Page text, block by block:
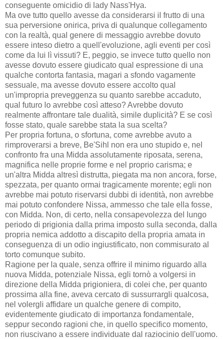
conseguente omicidio di lady Nass'Hya.
Ma ove tutto quello avesse da considerarsi il frutto di una
sua perversione onirica, priva di qualunque collegamento
con la realtà, qual genere di messaggio avrebbe dovuto
essere inteso dietro a quell'evoluzione, agli eventi per così
come da lui lì vissuti? E, peggio, se invece tutto quello non
avesse dovuto essere giudicato qual espressione di una
qualche contorta fantasia, magari a sfondo vagamente
sessuale, ma avesse dovuto essere accolto qual
un'impropria preveggenza su quanto sarebbe accaduto,
qual futuro lo avrebbe così atteso? Avrebbe dovuto
realmente affrontare tale dualità, simile duplicità? E se così
fosse stato, quale sarebbe stata la sua scelta?
Per propria fortuna, o sfortuna, come avrebbe avuto a
rimproverarsi a breve, Be'Sihl non era uno stupido e, nel
confronto fra una Midda assolutamente riposata, serena,
magnifica nelle proprie forme e nel proprio carisma; e
un'altra Midda altresì distrutta, piegata ma non ancora, forse,
spezzata, per quanto ormai tragicamente morente; egli non
avrebbe mai potuto riservarsi dubbi di identità, non avrebbe
mai potuto confondere Nissa, ammesso che tale ella fosse,
con Midda. Non, di certo, nella consapevolezza del lungo
periodo di prigionia dalla prima imposto sulla seconda, dalla
propria nemica addotto a discapito della propria amata in
conseguenza di un odio ingiustificato, non commisurato al
torto comunque subito.
Ragione per la quale, senza offrire il minimo riguardo alla
nuova Midda, potenziale Nissa, egli tornò a volgersi in
direzione della Midda prigioniera, di colei che, per quanto
prossima alla fine, aveva cercato di sussurrargli qualcosa,
nel volergli affidare un qualche genere di compito,
evidentemente giudicato di importanza fondamentale,
seppur secondo ragioni che, in quello specifico momento,
non riuscivano a essere individuate dal raziocinio dell'uomo.